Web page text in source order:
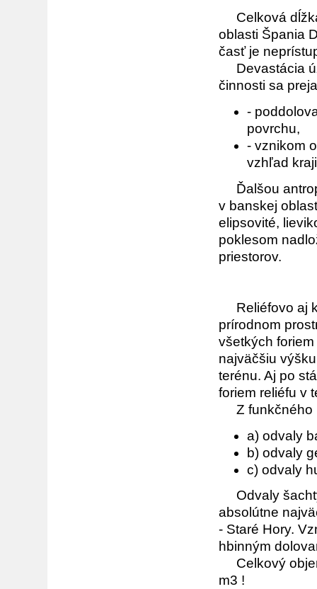
Celková
oblasti Špania
časť je
Devastácia
činnosti sa
-
povrchu,
- vznikom
vzhľad
Ďalšou
v banskej
elipsovité,
poklesom
priestorov.
Reliéfovo aj
prírodnom
všetkých
najväčšiu
terénu. Aj po
foriem reliéfu v
Z funkčného
a) odvaly
b) odvaly
c) odvaly
Odvaly
absolútne
- Staré Hory.
hbinným
Celkový
m3 !